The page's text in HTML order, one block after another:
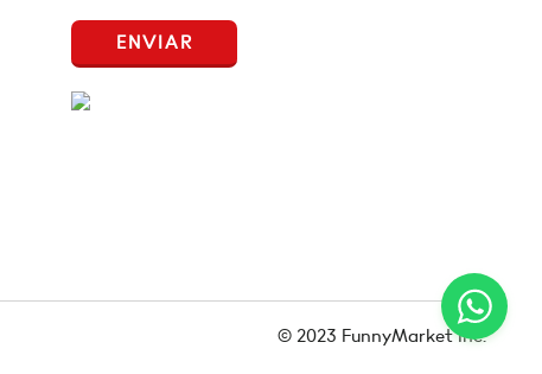
ENVIAR
© 2023 FunnyMarket Inc.